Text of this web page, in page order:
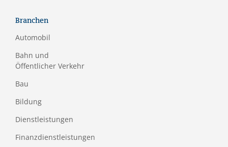
Branchen
Automobil
Bahn und
Öffentlicher Verkehr
Bau
Bildung
Dienstleistungen
Finanzdienstleistungen